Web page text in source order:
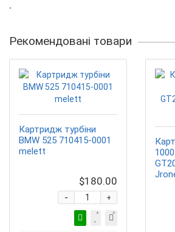
.
Рекомендовані товари
Картридж турбіни
BMW 525 710415-0001
melett
$180.00
+
-